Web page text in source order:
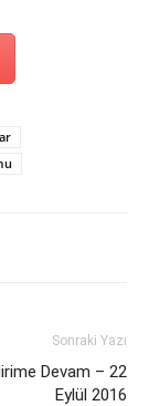
Sonraki Yazı
Devam – 22
Eylül 2016